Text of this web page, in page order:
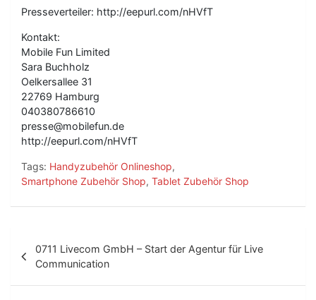
Presseverteiler: http://eepurl.com/nHVfT
Kontakt:
Mobile Fun Limited
Sara Buchholz
Oelkersallee 31
22769 Hamburg
040380786610
presse@mobilefun.de
http://eepurl.com/nHVfT
Tags: Handyzubehör Onlineshop,
Smartphone Zubehör Shop, Tablet Zubehör Shop
e
i
0711 Livecom GmbH – Start der Agentur für Live
Communication